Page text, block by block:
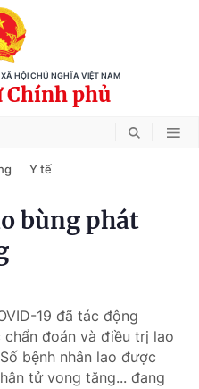
HỘI CHỦ NGHĨA VIỆT NAM
Chính phủ
Y tế
bùng phát
19 đã tác động
đoán và điều trị lao
bệnh nhân lao được
tử vong tăng... đang